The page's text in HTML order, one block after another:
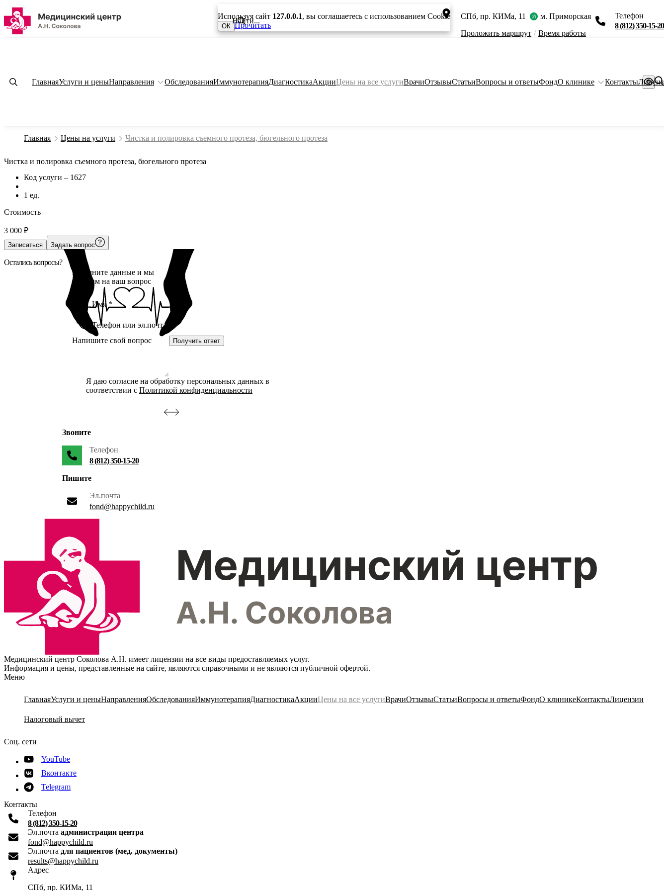
Используя сайт 127.0.0.1, вы соглашаетесь с использованием Cookie
ОК Прочитать
СПб, пр. КИМа, 11
м. Приморская
Проложить маршрут / Время работы
Телефон
8 (812) 350-15-20
ГлавнаяУслуги и ценыНаправления ОбследованияИммунотерапияДиагностикаАкцииЦены на все услугиВрачиОтзывыСтатьиВопросы и ответыФондО клинике Контакты
Главная Цены на услуги Чистка и полировка съемного протеза, бюгельного протеза
Чистка и полировка съемного протеза, бюгельного протеза
Код услуги – 1627
1 ед.
Стоимость
3 000 ₽
Записаться Задать вопрос
Остались вопросы?
Заполните данные и мы
ответим на ваш вопрос
Получить ответ
Я даю согласие на обработку персональных данных в
соответствии с Политикой конфиденциальности
Звоните
Телефон
8 (812) 350-15-20
Пишите
Эл.почта
fond@happychild.ru
Медицинский центр Соколова А.Н. имеет лицензии на все виды предоставляемых услуг.
Информация и цены, представленные на сайте, являются справочными и не являются публичной офертой.
Меню
ГлавнаяУслуги и ценыНаправленияОбследованияИммунотерапияДиагностикаАкцииЦены на все услугиВрачиОтзывыСтатьиВопросы и ответыФондО клиникеКонтактыЛицензии
Налоговый вычет
Соц. сети
YouTube
Вконтакте
Telegram
Контакты
Телефон
8 (812) 350-15-20
Эл.почта администрации центра
fond@happychild.ru
Эл.почта для пациентов (мед. документы)
results@happychild.ru
Адрес
СПб, пр. КИМа, 11